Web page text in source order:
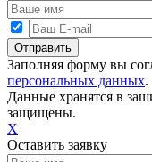
Заполняя форму вы
персональных данных.
Данные хранятся в
защищены.
X
Оставить заявку